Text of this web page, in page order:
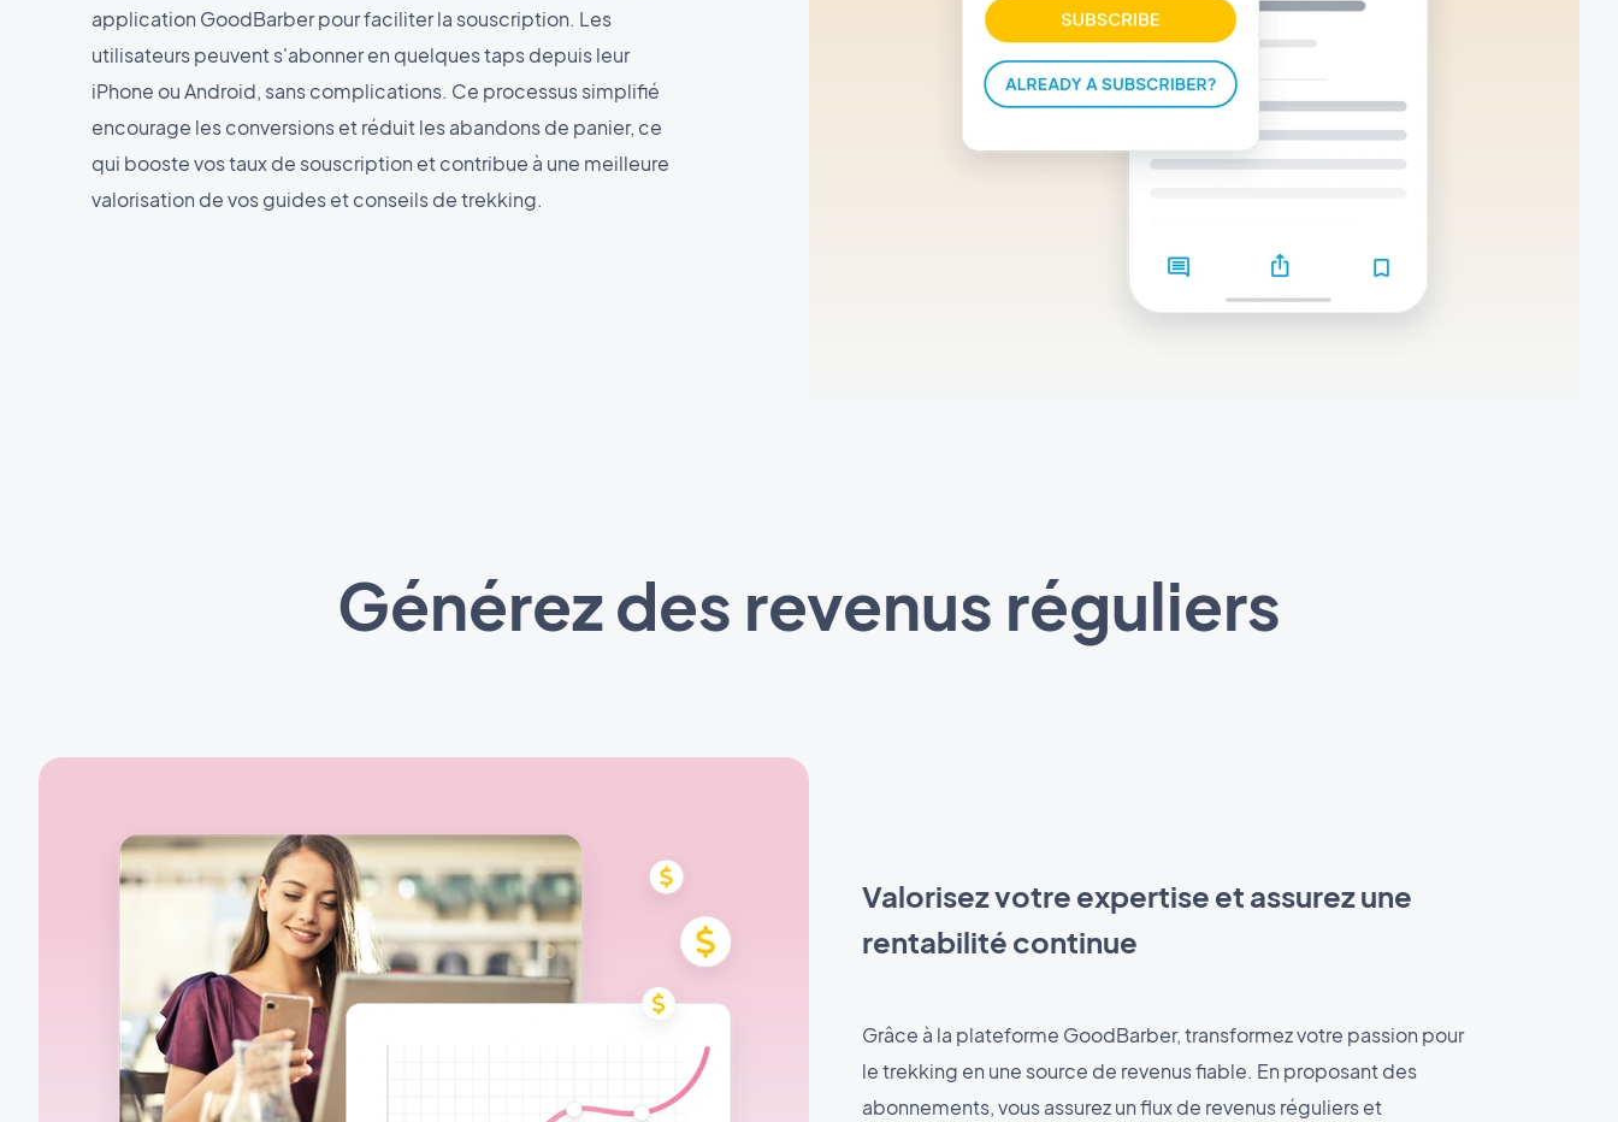
application GoodBarber pour faciliter la souscription. Les
utilisateurs peuvent s'abonner en quelques taps depuis leur
iPhone ou Android, sans complications. Ce processus simplifié
encourage les conversions et réduit les abandons de panier, ce
qui booste vos taux de souscription et contribue à une meilleure
valorisation de vos guides et conseils de trekking.
Générez des revenus réguliers
Valorisez votre expertise et assurez une
rentabilité continue
Grâce à la plateforme GoodBarber, transformez votre passion pour
le trekking en une source de revenus fiable. En proposant des
abonnements, vous assurez un flux de revenus réguliers et